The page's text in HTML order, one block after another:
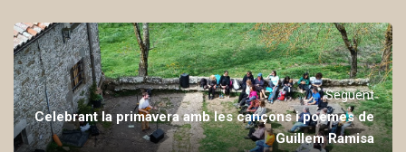
Següent
Celebrant la primavera amb les cançons i poemes de
Guillem Ramisa